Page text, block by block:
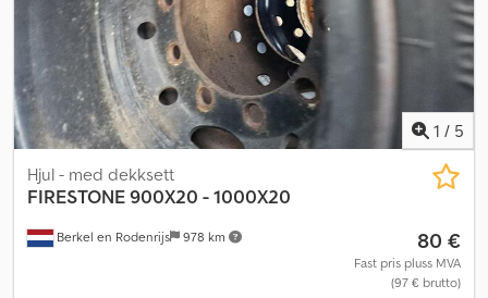
1 / 5
Berkel en Rodenrijs 978 km
Hjul - med dekksett
FIRESTONE900X20 - 1000X20
80 €
Fast pris pluss MVA
(97 € brutto)